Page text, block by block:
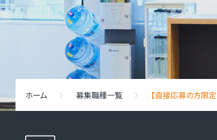
ホーム 募集職種一覧 【直接応募の方限